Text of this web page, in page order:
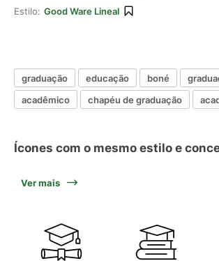
Estilo: Good Ware Lineal
graduação educação boné
acadêmico
chapéu de graduação
Ícones com o mesmo estilo e
Ver mais